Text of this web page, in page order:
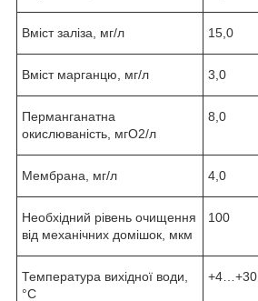
Вміст заліза, мг/л 15,0
Вміст марганцю, мг/л 3,0
Перманганатна
окислюваність, мгО2/л
8,0
Мембрана, мг/л 4,0
Необхідний рівень очищення
від механічних домішок, мкм
100
Температура вихідної води,
°С
+4…+30